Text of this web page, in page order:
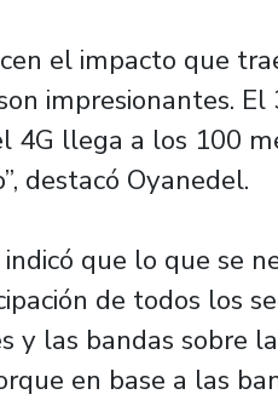
el impacto que
impresionantes.
4G llega a los 100
destacó Oyanedel.
que lo que se
de todos los
y las bandas sobre
en base a las